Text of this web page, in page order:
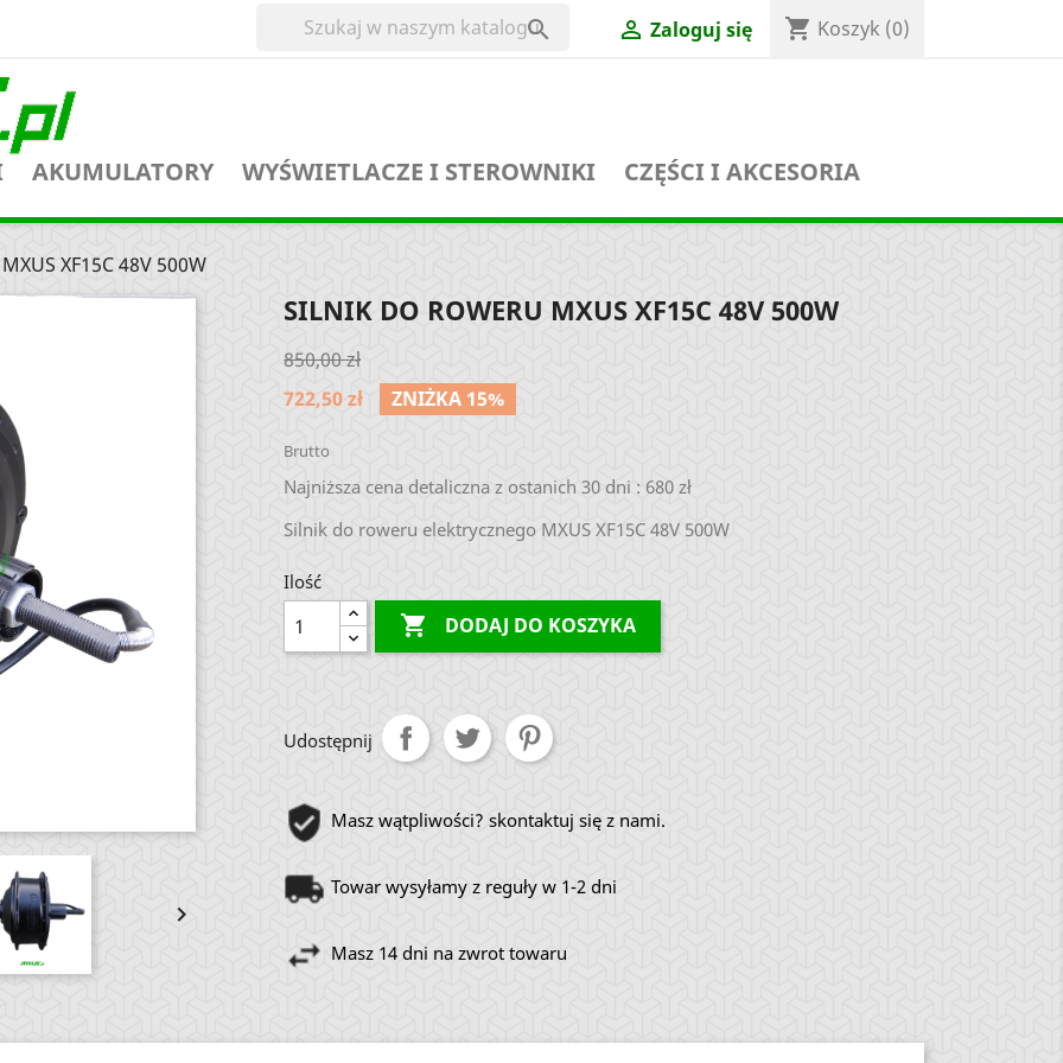
  Zaloguj się shopping_cart Koszyk (0)
AKUMULATORY WYŚWIETLACZE I STEROWNIKI CZĘŚCI I AKCESORIA
XF15C 48V 500W

SILNIK DO ROWERU MXUS XF15C 48V 500W
850,00 zł
722,50 zł
ZNIŻKA 15%
Brutto
Najniższa cena detaliczna z ostanich 30 dni : 680 zł
Silnik do roweru elektrycznego MXUS XF15C 48V 500W
Ilość
 DODAJ DO KOSZYKA
Udostępnij
Masz wątpliwości? skontaktuj się z nami.
Towar wysyłamy z reguły w 1-2 dni
Masz 14 dni na zwrot towaru